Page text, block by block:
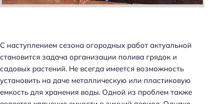
С наступлением сезона огородных работ актуальной
становится задача организации полива грядок и
садовых растений. Не всегда имеется возможность
установить на даче металлическую или пластиковую
емкость для хранения воды. Одной из проблем также